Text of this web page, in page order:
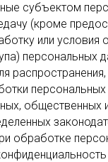
субъектом
(кроме
или условия
персональных
общественных
обработке